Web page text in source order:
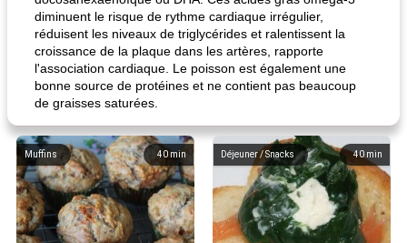
diminuent le risque de rythme cardiaque irrégulier,
réduisent les niveaux de triglycérides et ralentissent la
croissance de la plaque dans les artères, rapporte
l'association cardiaque. Le poisson est également une
bonne source de protéines et ne contient pas beaucoup
de graisses saturées.
40 min
Muffins 40 min
Déjeuner / Snacks